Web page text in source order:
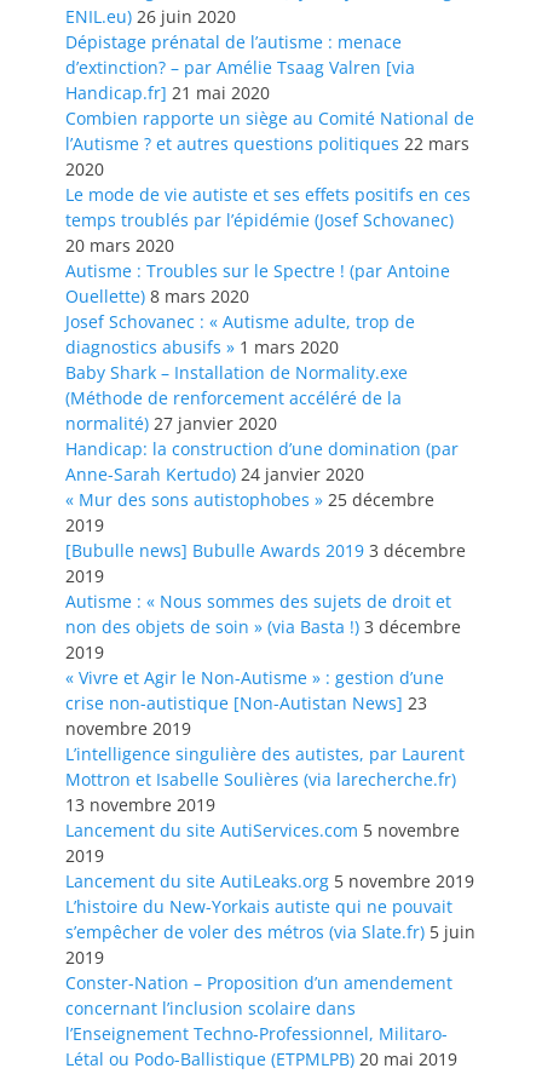
ENIL.eu) 26 juin 2020
Dépistage prénatal de l’autisme : menace
d’extinction? – par Amélie Tsaag Valren [via
Handicap.fr] 21 mai 2020
Combien rapporte un siège au Comité National de
l’Autisme ? et autres questions politiques 22 mars
2020
Le mode de vie autiste et ses effets positifs en ces
temps troublés par l’épidémie (Josef Schovanec)
20 mars 2020
Autisme : Troubles sur le Spectre ! (par Antoine
Ouellette) 8 mars 2020
Josef Schovanec : « Autisme adulte, trop de
diagnostics abusifs » 1 mars 2020
Baby Shark – Installation de Normality.exe
(Méthode de renforcement accéléré de la
normalité) 27 janvier 2020
Handicap: la construction d’une domination (par
Anne-Sarah Kertudo) 24 janvier 2020
« Mur des sons autistophobes » 25 décembre
2019
[Bubulle news] Bubulle Awards 2019 3 décembre
2019
Autisme : « Nous sommes des sujets de droit et
non des objets de soin » (via Basta !) 3 décembre
2019
« Vivre et Agir le Non-Autisme » : gestion d’une
crise non-autistique [Non-Autistan News] 23
novembre 2019
L’intelligence singulière des autistes, par Laurent
Mottron et Isabelle Soulières (via larecherche.fr)
13 novembre 2019
Lancement du site AutiServices.com 5 novembre
2019
Lancement du site AutiLeaks.org 5 novembre 2019
L’histoire du New-Yorkais autiste qui ne pouvait
s’empêcher de voler des métros (via Slate.fr) 5 juin
2019
Conster-Nation – Proposition d’un amendement
concernant l’inclusion scolaire dans
l’Enseignement Techno-Professionnel, Militaro-
Létal ou Podo-Ballistique (ETPMLPB) 20 mai 2019